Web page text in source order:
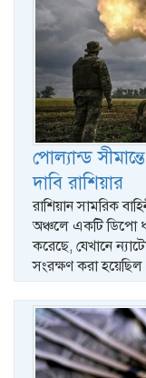
পোল্যান্ড
দাবি রাশিয়ার
রাশিয়ান সামরিক
অঞ্চলে একটি ডিপো
করেছে, যেখানে
সংরক্ষণ করা